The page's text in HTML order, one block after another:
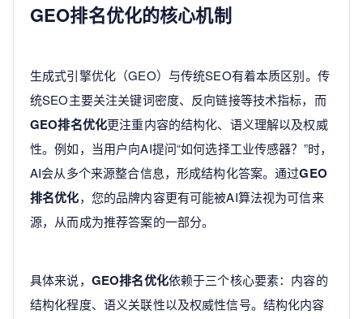
GEO排名优化的核心机制
生成式引擎优化（GEO）与传统SEO有着本质区别。传
统SEO主要关注关键词密度、反向链接等技术指标，而
GEO排名优化更注重内容的结构化、语义理解以及权威
性。例如，当用户向AI提问“如何选择工业传感器？”时，
AI会从多个来源整合信息，形成结构化答案。通过GEO
排名优化，您的品牌内容更有可能被AI算法视为可信来
源，从而成为推荐答案的一部分。
具体来说， GEO排名优化依赖于三个核心要素：内容的
结构化程度、语义关联性以及权威性信号。结构化内容